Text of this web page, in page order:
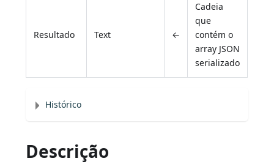
Resultado Text ←
Cadeia
que
contém o
array JSON
serializado
Histórico
Descrição